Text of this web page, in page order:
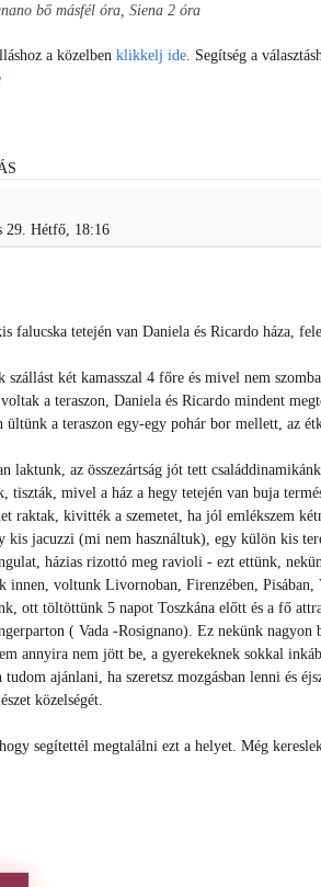
bő másfél óra, Siena 2 óra
a közelben klikkelj ide . Segítség a
29. Hétfő, 18:16
falucska tetején van Daniela és Ricardo háza,
szállást két kamasszal 4 főre és mivel nem
a teraszon, Daniela és Ricardo mindent
ültünk a teraszon egy-egy pohár bor mellett, az
laktunk, az összezártság jót tett
tiszták, mivel a ház a hegy tetején van buja
raktak, kivitték a szemetet, ha jól emlékszem
kis jacuzzi (mi nem használtuk), egy külön kis
házias rizottó meg ravioli - ezt ettünk,
innen, voltunk Livornoban, Firenzében,
ott töltöttünk 5 napot Toszkána előtt és a fő
( Vada -Rosignano). Ez nekünk
annyira nem jött be, a gyerekeknek sokkal
ajánlani, ha szeretsz mozgásban lenni és
közelségét.
segítettél megtalálni ezt a helyet. Még